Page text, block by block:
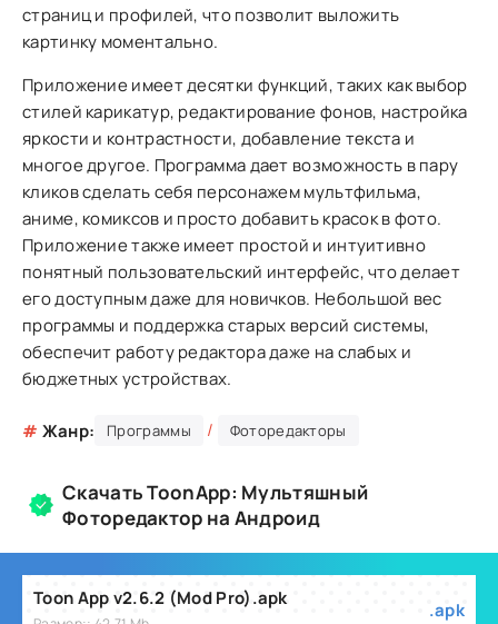
страниц и профилей, что позволит выложить
картинку моментально.
Приложение имеет десятки функций, таких как выбор
стилей карикатур, редактирование фонов, настройка
яркости и контрастности, добавление текста и
многое другое. Программа дает возможность в пару
кликов сделать себя персонажем мультфильма,
аниме, комиксов и просто добавить красок в фото.
Приложение также имеет простой и интуитивно
понятный пользовательский интерфейс, что делает
его доступным даже для новичков. Небольшой вес
программы и поддержка старых версий системы,
обеспечит работу редактора даже на слабых и
бюджетных устройствах.
# Жанр: Программы / Фоторедакторы
Скачать ToonApp: Мультяшный
Фоторедактор на Андроид
Toon App v2.6.2 (Mod Pro).apk .apk